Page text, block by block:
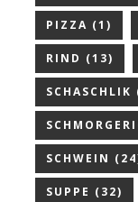
PIZZA (1)
RIND (13)
SCHASCHLIK
SCHWEIN
SUPPE (32)